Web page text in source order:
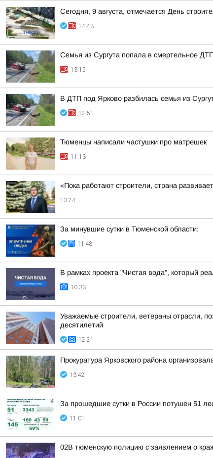
Сегодня, 9 августа, отмечается День
14:43
Семья из Сургута попала в смертельное
13:15
В ДТП под Ярково разбилась семья из
12:51
Тюменцы написали частушки про матрешек
11:13
«Пока работают строители, страна
13:24
За минувшие сутки в Тюменской области:
11:48
В рамках проекта "Чистая вода", который
10:33
Уважаемые строители, ветераны отрасли,
десятилетий
12:21
Прокуратура Ярковского района
13:42
За прошедшие сутки в России потушен 51
11:01
02В тюменскую полицию с заявлением о